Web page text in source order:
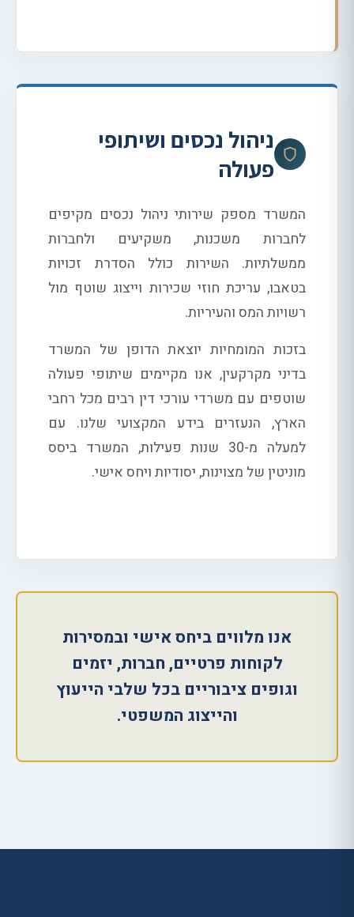
ניהול נכסים ושיתופי
פעולה
המשרד מספק שירותי ניהול נכסים מקיפים
לחברות משכנות, משקיעים ולחברות
ממשלתיות. השירות כולל הסדרת זכויות
בטאבו, עריכת חוזי שכירות וייצוג שוטף מול
רשויות המס והעיריות.
בזכות המומחיות יוצאת הדופן של המשרד
בדיני מקרקעין, אנו מקיימים שיתופי פעולה
שוטפים עם משרדי עורכי דין רבים מכל רחבי
הארץ, הנעזרים בידע המקצועי שלנו. עם
למעלה מ-30 שנות פעילות, המשרד ביסס
מוניטין של מצוינות, יסודיות ויחס אישי.
אנו מלווים ביחס אישי ובמסירות
לקוחות פרטיים, חברות, יזמים
וגופים ציבוריים בכל שלבי הייעוץ
והייצוג המשפטי.